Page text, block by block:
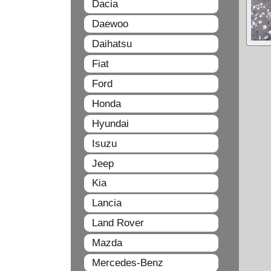
Dacia
Daewoo
Daihatsu
Fiat
Ford
Honda
Hyundai
Isuzu
Jeep
Kia
Lancia
Land Rover
Mazda
Mercedes-Benz